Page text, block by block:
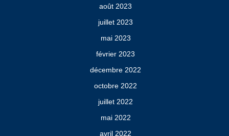
août 2023
juillet 2023
mai 2023
février 2023
décembre 2022
octobre 2022
juillet 2022
mai 2022
avril 2022